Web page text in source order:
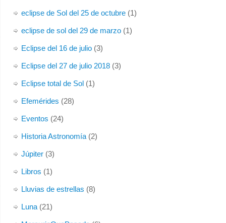
eclipse de Sol del 25 de octubre(1)
eclipse de sol del 29 de marzo(1)
Eclipse del 16 de julio(3)
Eclipse del 27 de julio 2018(3)
Eclipse total de Sol(1)
Efemérides (28)
Eventos (24)
Historia Astronomía(2)
Júpiter(3)
Libros (1)
Lluvias de estrellas (8)
Luna(21)